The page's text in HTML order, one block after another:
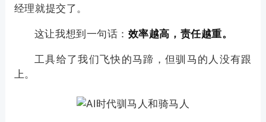
经理就提交了。
这让我想到一句话： 效率越高，责任越重。
工具给了我们飞快的马蹄，但驯马的人没有跟
上。